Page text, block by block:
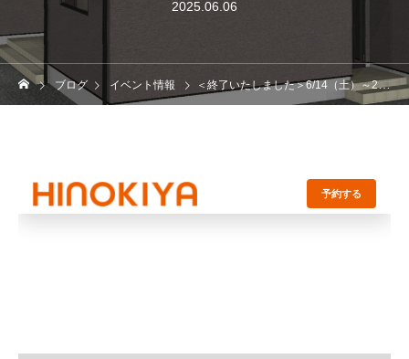
2025.06.06
ブログ イベント情報 ＜終了いたしました＞6/14（土）～22（日）までの期間、熊本県人吉市鬼木町で、平屋実例見学会を開催！